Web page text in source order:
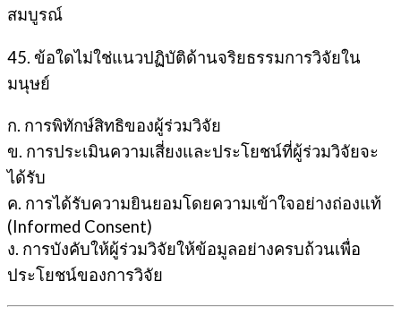
สมบูรณ์
45. ข้อใดไม่ใช่แนวปฏิบัติด้านจริยธรรมการวิจัยใน
มนุษย์
ก. การพิทักษ์สิทธิของผู้ร่วมวิจัย
ข. การประเมินความเสี่ยงและประโยชน์ที่ผู้ร่วมวิจัยจะ
ได้รับ
ค. การได้รับความยินยอมโดยความเข้าใจอย่างถ่องแท้
(Informed Consent)
ง. การบังคับให้ผู้ร่วมวิจัยให้ข้อมูลอย่างครบถ้วนเพื่อ
ประโยชน์ของการวิจัย